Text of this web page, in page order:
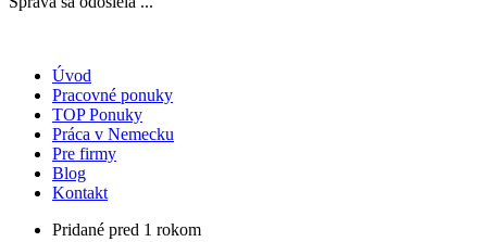
Úvod
Pracovné ponuky
TOP Ponuky
Práca v Nemecku
Pre firmy
Blog
Kontakt
Pridané pred 1 rokom